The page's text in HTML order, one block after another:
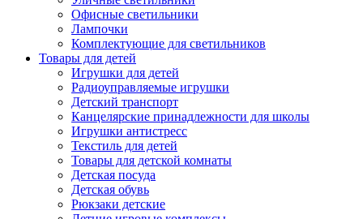
Офисные светильники
Лампочки
Комплектующие для светильников
Товары для детей
Игрушки для детей
Радиоуправляемые игрушки
Детский транспорт
Канцелярские принадлежности для школы
Игрушки антистресс
Текстиль для детей
Товары для детской комнаты
Детская посуда
Детская обувь
Рюкзаки детские